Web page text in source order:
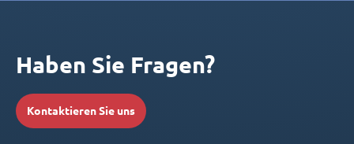
Haben Sie Fragen?
Kontaktieren Sie uns